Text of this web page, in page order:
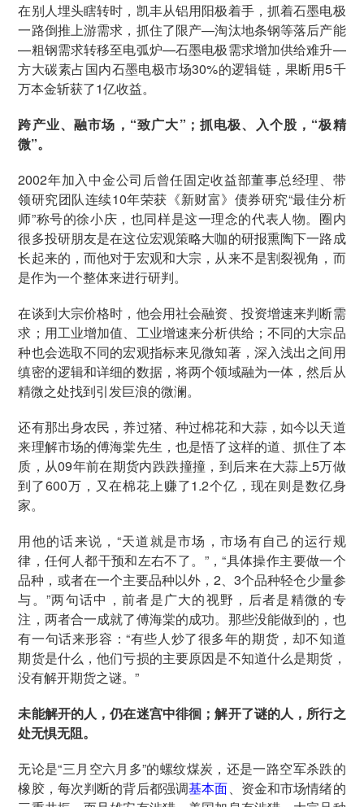
在别人埋头瞎转时，凯丰从铝用阳极着手，抓着石墨电极
一路倒推上游需求，抓住了限产—淘汰地条钢等落后产能
—粗钢需求转移至电弧炉—石墨电极需求增加供给难升—
方大碳素占国内石墨电极市场30%的逻辑链，果断用5千
万本金斩获了1亿收益。
跨产业、融市场，“致广大”；抓电极、入个股，“极精
微”。
2002年加入中金公司后曾任固定收益部董事总经理、带
领研究团队连续10年荣获《新财富》债券研究“最佳分析
师”称号的徐小庆，也同样是这一理念的代表人物。圈内
很多投研朋友是在这位宏观策略大咖的研报熏陶下一路成
长起来的，而他对于宏观和大宗，从来不是割裂视角，而
是作为一个整体来进行研判。
在谈到大宗价格时，他会用社会融资、投资增速来判断需
求；用工业增加值、工业增速来分析供给；不同的大宗品
种也会选取不同的宏观指标来见微知著，深入浅出之间用
缜密的逻辑和详细的数据，将两个领域融为一体，然后从
精微之处找到引发巨浪的微澜。
还有那出身农民，养过猪、种过棉花和大蒜，如今以天道
来理解市场的傅海棠先生，也是悟了这样的道、抓住了本
质，从09年前在期货内跌跌撞撞，到后来在大蒜上5万做
到了600万，又在棉花上赚了1.2个亿，现在则是数亿身
家。
用他的话来说，“天道就是市场，市场有自己的运行规
律，任何人都干预和左右不了。”，“具体操作主要做一个
品种，或者在一个主要品种以外，2、3个品种轻仓少量参
与。”两句话中，前者是广大的视野，后者是精微的专
注，两者合一成就了傅海棠的成功。那些没能做到的，也
有一句话来形容：“有些人炒了很多年的期货，却不知道
期货是什么，他们亏损的主要原因是不知道什么是期货，
没有解开期货之谜。”
未能解开的人，仍在迷宫中徘徊；解开了谜的人，所行之
处无惧无阻。
无论是“三月空六月多”的螺纹煤炭，还是一路空军杀跌的
橡胶，每次判断的背后都强调基本面、资金和市场情绪的